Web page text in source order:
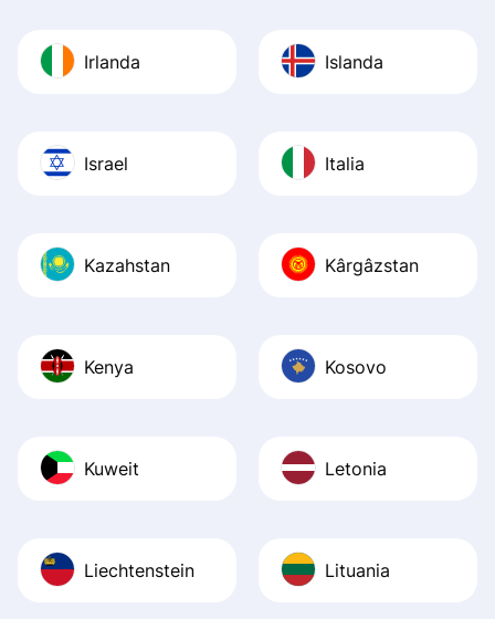
Irlanda Islanda
Israel Italia
Kazahstan Kârgâzstan
Kenya Kosovo
Kuweit Letonia
Liechtenstein Lituania